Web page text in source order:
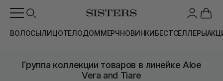
ВОЛОСЫЛИЦОТЕЛОДОММЕРЧНОВИНКИБЕСТСЕЛЛЕРЫ
Группа коллекции товаров в линейке Aloe
Vera and Tiare